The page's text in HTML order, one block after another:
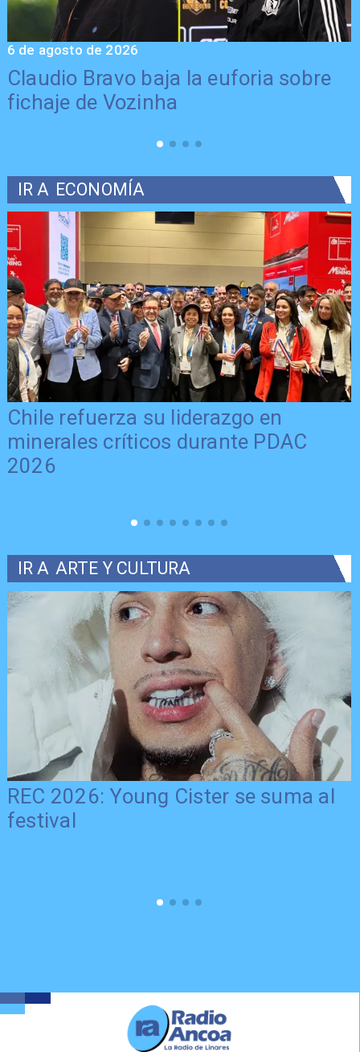
Presentación de Vozinha en Colo
Colo: Fecha, Estadio y Contrato
5 de agosto de 2026
IR A ECONOMÍA
Último día para postular al FNDR 8%
2026 en la Región del Maule
IR A ARTE Y CULTURA
Más tiempo para el deporte
Gobierno Regional extiende plazo